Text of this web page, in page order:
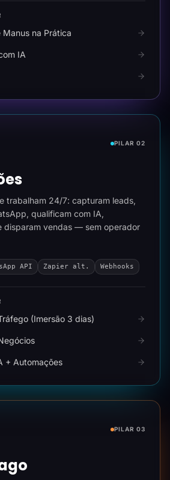
Manus na Prática
IA
PILAR 02
trabalham 24/7: capturam leads,
qualificam com IA,
disparam vendas — sem operador
API Zapier alt. Webhooks
(Imersão 3 dias)
+ Automações
PILAR 03